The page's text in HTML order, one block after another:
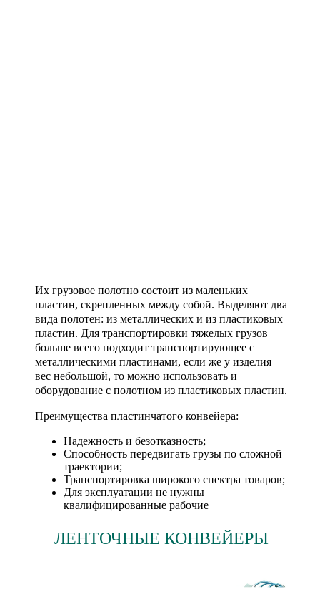
Их грузовое полотно состоит из маленьких
пластин, скрепленных между собой. Выделяют два
вида полотен: из металлических и из пластиковых
пластин. Для транспортировки тяжелых грузов
больше всего подходит транспортирующее с
металлическими пластинами, если же у изделия
вес небольшой, то можно использовать и
оборудование с полотном из пластиковых пластин.
Преимущества пластинчатого конвейера:
Надежность и безотказность;
Способность передвигать грузы по сложной
траектории;
Транспортировка широкого спектра товаров;
Для эксплуатации не нужны
квалифицированные рабочие
ЛЕНТОЧНЫЕ КОНВЕЙЕРЫ